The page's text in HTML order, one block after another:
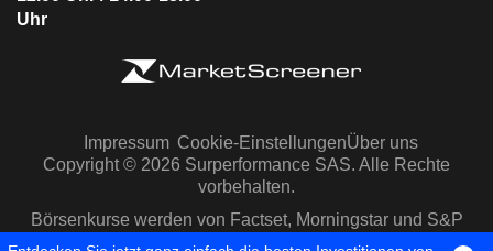
Uhr
Impressum Cookie-EinstellungenÜber uns
Copyright © 2026 Surperformance SAS. Alle Rechte
vorbehalten.
Börsenkurse werden von Factset, Morningstar und S&P
Capital IQ zur Verfügung gestellt